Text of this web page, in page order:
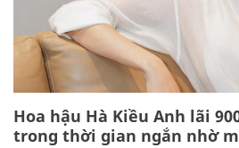
Hoa hậu Hà Kiều Anh lãi
trong thời gian ngắn nhờ